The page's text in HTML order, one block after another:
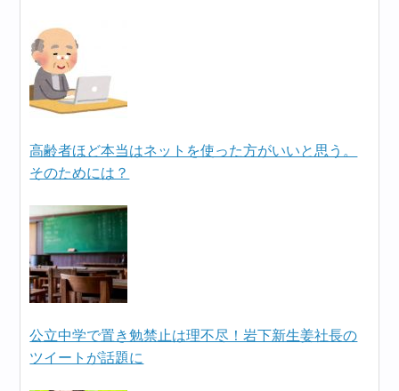
高齢者ほど本当はネットを使った方がいいと思う。
そのためには？
公立中学で置き勉禁止は理不尽！岩下新生姜社長の
ツイートが話題に